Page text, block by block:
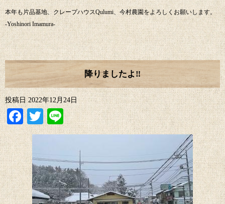
本年も片品基地、クレープハウスQulumi、今村農園をよろしくお願いします。
-Yoshinori Imamura-
降りましたよ‼︎
投稿日 2022年12月24日
Facebook
Twitter
Line